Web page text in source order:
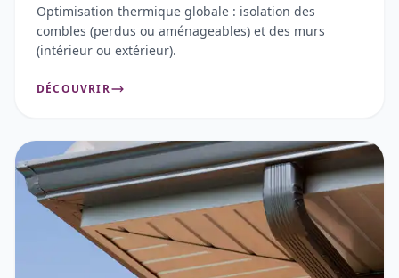
Optimisation thermique globale : isolation des
combles (perdus ou aménageables) et des murs
(intérieur ou extérieur).
DÉCOUVRIR